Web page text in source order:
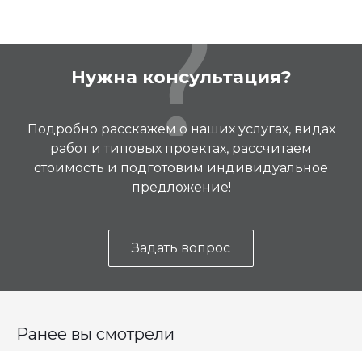
Нужна консультация?
Подробно расскажем о наших услугах, видах
работ и типовых проектах, рассчитаем
стоимость и подготовим индивидуальное
предложение!
Задать вопрос
Ранее вы смотрели